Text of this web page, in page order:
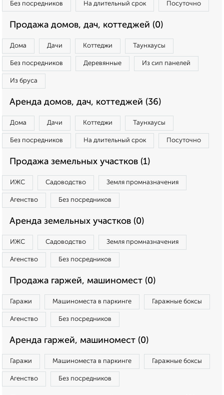
Без посредников На длительный срок Посуточно
Продажа домов, дач, коттеджей (0)
Дома Дачи Коттеджи Таунхаусы
Без посредников Деревянные Из сип панелей
Из бруса
Аренда домов, дач, коттеджей (36)
Дома Дачи Коттеджи Таунхаусы
Без посредников На длительный срок Посуточно
Продажа земельных участков (1)
ИЖС Садоводство Земля промназначения
Агенство Без посредников
Аренда земельных участков (0)
ИЖС Садоводство Земля промназначения
Агенство Без посредников
Продажа гаржей, машиномест (0)
Гаражи Машиноместа в паркинге Гаражные боксы
Агенство Без посредников
Аренда гаржей, машиномест (0)
Гаражи Машиноместа в паркинге Гаражные боксы
Агенство Без посредников